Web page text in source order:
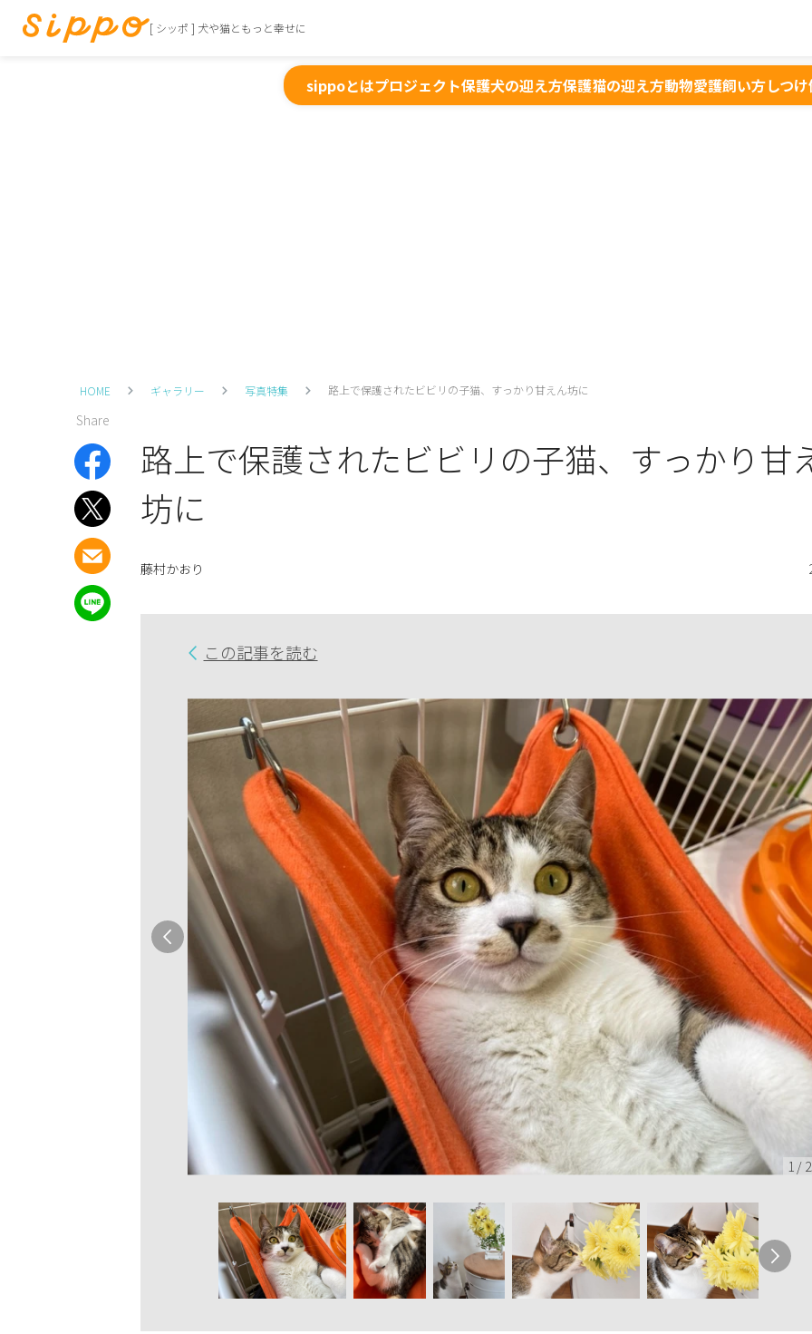
[ シッポ ] 犬や猫ともっと幸せに
sippoとはプロジェクト保護犬の迎え方保護猫の迎え方動物愛護飼い方しつけ
HOME ギャラリー 写真特集 路上で保護されたビビリの子猫、すっかり甘えん坊に
Share
路上で保護されたビビリの子猫、すっかり甘
坊に
藤村かおり
この記事を読む
1 /